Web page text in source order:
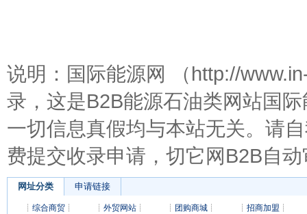
说明：国际能源网 （http://
录，这是B2B能源石油类网站国
一切信息真假均与本站无关。请
费提交收录申请，切它网B2B自
网址分类 申请链接
┊ 综合商贸 ┊ ┊ 外贸网站 ┊ ┊ 团购商城 ┊ ┊ 招商加盟 ┊